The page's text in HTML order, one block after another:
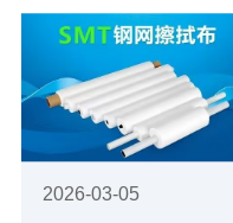
的全体员工带着对自然
的向往和对团队的期
许，踏上了前往霍山的
团建之旅。
2026-03-05